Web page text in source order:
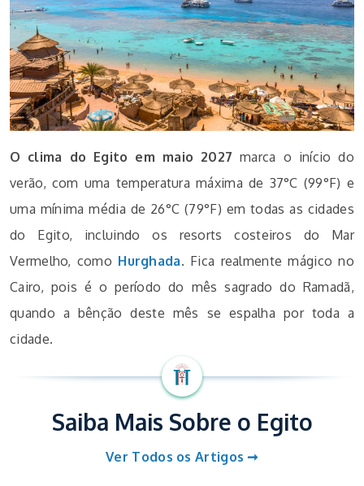
O clima do Egito em maio 2027 marca o início do
verão, com uma temperatura máxima de 37°C (99°F) e
uma mínima média de 26°C (79°F) em todas as cidades
do Egito, incluindo os resorts costeiros do Mar
Vermelho, como Hurghada. Fica realmente mágico no
Cairo, pois é o período do mês sagrado do Ramadã,
quando a bênção deste mês se espalha por toda a
cidade.
Saiba Mais Sobre o Egito
Ver Todos os Artigos ➞